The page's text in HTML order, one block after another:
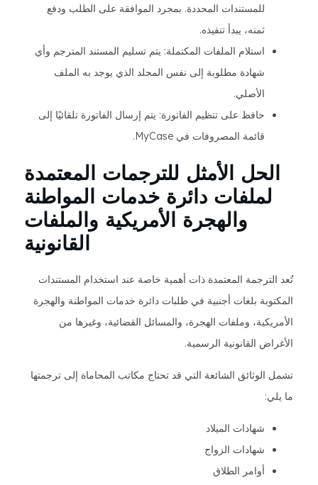
للمستندات المحددة. بمجرد الموافقة على الطلب ودفع
ثمنه، يبدأ تنفيذه.
استلام الملفات المكتملة: يتم تسليم المستند المترجم وأي
شهادة مطلوبة إلى نفس المجلد الذي يوجد به الملف
الأصلي.
حافظ على تنظيم الفاتورة: يتم إرسال الفاتورة تلقائيًا إلى
قائمة المصروفات في MyCase.
الحل الأمثل للترجمات المعتمدة
لملفات دائرة خدمات المواطنة
والهجرة الأمريكية والملفات
القانونية
تُعد الترجمة المعتمدة ذات أهمية خاصة عند استخدام المستندات
المكتوبة بلغات أجنبية في طلبات دائرة خدمات المواطنة والهجرة
الأمريكية، وملفات الهجرة، والمسائل القضائية، وغيرها من
الأغراض القانونية الرسمية.
تشمل الوثائق الشائعة التي قد تحتاج مكاتب المحاماة إلى ترجمتها
ما يلي:
شهادات الميلاد
شهادات الزواج
أوامر الطلاق